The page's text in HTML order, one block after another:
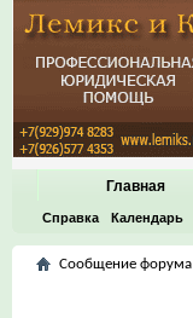
Главная
Справка Календарь
Сообщение форума